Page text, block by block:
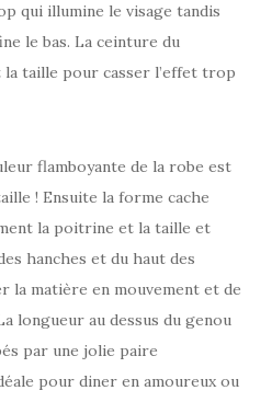
qui illumine le visage tandis
le bas. La ceinture du
la taille pour casser l’effet trop
flamboyante de la robe est
! Ensuite la forme cache
la poitrine et la taille et
hanches et du haut des
la matière en mouvement et de
longueur au dessus du genou
par une jolie paire
pour diner en amoureux ou